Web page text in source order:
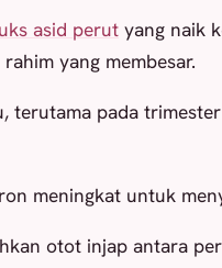
asid perut yang naik
yang membesar.
terutama pada
meningkat untuk
otot injap antara